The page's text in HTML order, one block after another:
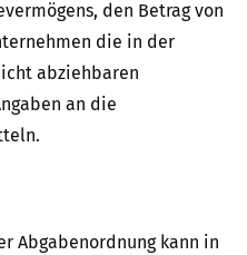
den Betrag von
die in der
abziehbaren
an die
Abgabenordnung kann in